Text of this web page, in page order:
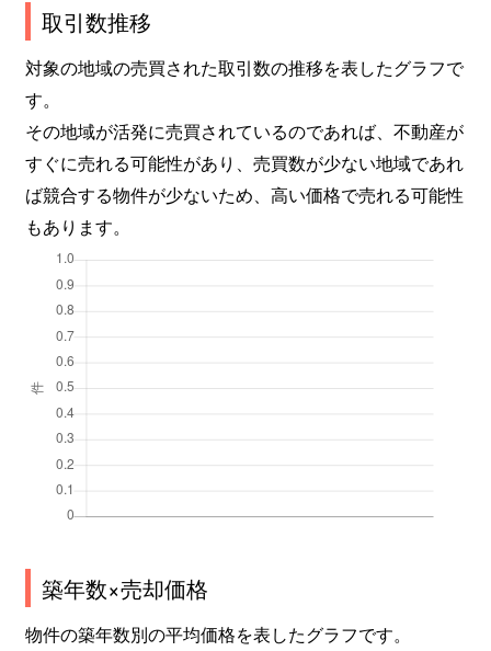
取引数推移
対象の地域の売買された取引数の推移を表したグラフで
す。
その地域が活発に売買されているのであれば、不動産が
すぐに売れる可能性があり、売買数が少ない地域であれ
ば競合する物件が少ないため、高い価格で売れる可能性
もあります。
築年数×売却価格
物件の築年数別の平均価格を表したグラフです。